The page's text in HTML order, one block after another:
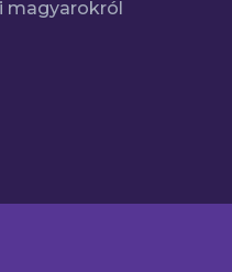
magyarokról